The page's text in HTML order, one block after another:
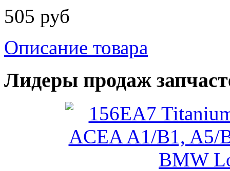
505 руб
Описание товара
Лидеры продаж